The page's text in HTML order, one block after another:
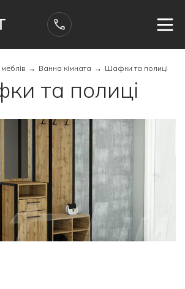
→ Ванна кімната → Шафки та полиці
та полиці